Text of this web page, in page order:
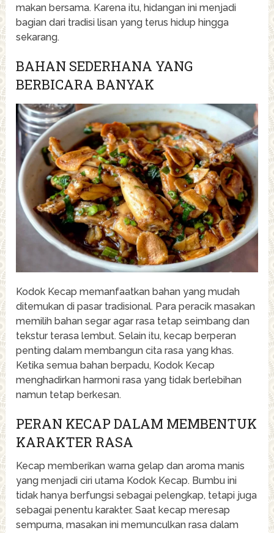
makan bersama. Karena itu, hidangan ini menjadi
bagian dari tradisi lisan yang terus hidup hingga
sekarang.
BAHAN SEDERHANA YANG
BERBICARA BANYAK
Kodok Kecap memanfaatkan bahan yang mudah
ditemukan di pasar tradisional. Para peracik masakan
memilih bahan segar agar rasa tetap seimbang dan
tekstur terasa lembut. Selain itu, kecap berperan
penting dalam membangun cita rasa yang khas.
Ketika semua bahan berpadu, Kodok Kecap
menghadirkan harmoni rasa yang tidak berlebihan
namun tetap berkesan.
PERAN KECAP DALAM MEMBENTUK
KARAKTER RASA
Kecap memberikan warna gelap dan aroma manis
yang menjadi ciri utama Kodok Kecap. Bumbu ini
tidak hanya berfungsi sebagai pelengkap, tetapi juga
sebagai penentu karakter. Saat kecap meresap
sempurna, masakan ini memunculkan rasa dalam